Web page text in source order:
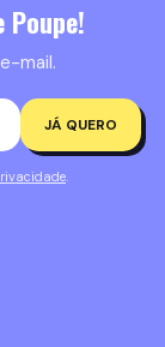
Poupe!
mail.
JÁ QUERO